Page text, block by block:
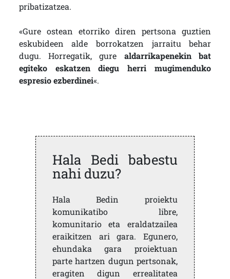
pribatizatzea.
«Gure ostean etorriko diren pertsona guztien
eskubideen alde borrokatzen jarraitu behar
dugu. Horregatik, gure aldarrikapenekin bat
egiteko eskatzen diegu herri mugimenduko
espresio ezberdinei«.
Hala Bedi babestu
nahi duzu?
Hala Bedin proiektu
komunikatibo libre,
komunitario eta eraldatzailea
eraikitzen ari gara. Egunero,
ehundaka gara proiektuan
parte hartzen dugun pertsonak,
eragiten digun errealitatea